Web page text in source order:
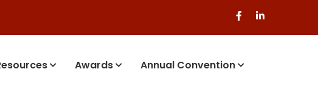
Awards Annual Convention